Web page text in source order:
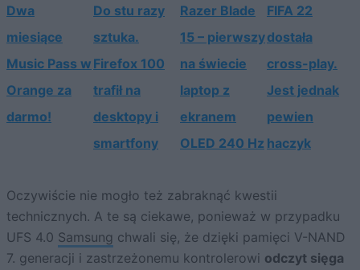
Dwa
miesiące
Music Pass w
Orange za
darmo!
Do stu razy
sztuka.
Firefox 100
trafił na
desktopy i
smartfony
Razer Blade
15 – pierwszy
na świecie
laptop z
ekranem
OLED 240 Hz
FIFA 22
dostała
cross-play.
Jest jednak
pewien
haczyk
Oczywiście nie mogło też zabraknąć kwestii
technicznych. A te są ciekawe, ponieważ w przypadku
UFS 4.0 Samsung chwali się, że dzięki pamięci V-NAND
7. generacji i zastrzeżonemu kontrolerowi odczyt sięga